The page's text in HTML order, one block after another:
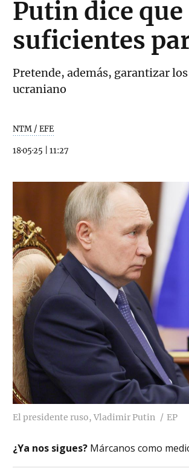
Putin dice
suficientes
Pretende, además, garantizar
ucraniano
NTM / EFE
18·05·25 11:27
El presidente ruso, Vladimir Putin EP
¿Ya nos sigues? Márcanos como